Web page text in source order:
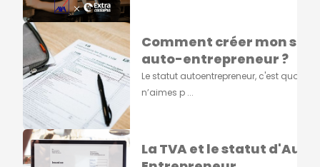
Comment créer mon
auto-entrepreneur ?
Le statut autoentrepreneur, c'est quoi ?Si
n’aimes p ...
La TVA et le statut